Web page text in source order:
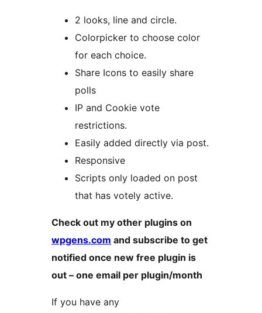
2 looks, line and circle.
Colorpicker to choose color
for each choice.
Share Icons to easily share
polls
IP and Cookie vote
restrictions.
Easily added directly via post.
Responsive
Scripts only loaded on post
that has votely active.
Check out my other plugins on
wpgens.com and subscribe to get
notified once new free plugin is
out – one email per plugin/month
If you have any